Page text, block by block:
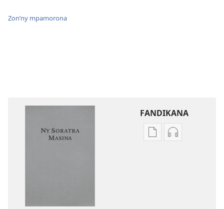
Zon’ny mpamorona
FANDIKANA
FandikanaFandikana